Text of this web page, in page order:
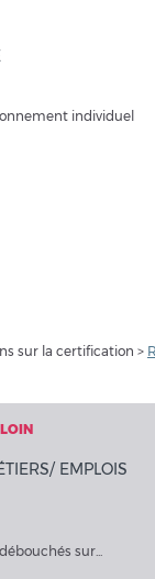
individuel
sur la certification >
EMPLOIS
sur...